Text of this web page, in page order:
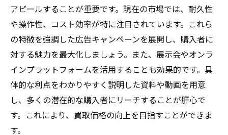
アピールすることが重要です。現在の市場では、耐久性
や操作性、コスト効率が特に注目されています。これら
の特徴を強調した広告キャンペーンを展開し、購入者に
対する魅力を最大化しましょう。また、展示会やオンラ
インプラットフォームを活用することも効果的です。具
体的な利点をわかりやすく説明した資料や動画を用意
し、多くの潜在的な購入者にリーチすることが肝心で
す。これにより、買取価格の向上を目指すことができま
す。